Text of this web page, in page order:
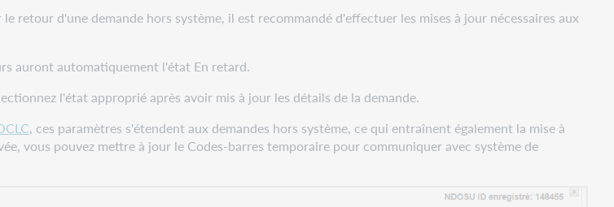
retour d'une demande hors système, il est recommandé d'effectuer les mises à jour nécessaires aux
auront automatiquement l'état En retard.
l'état approprié après avoir mis à jour les détails de la demande.
, ces paramètres s'étendent aux demandes hors système, ce qui entraînent également la mise à
vous pouvez mettre à jour le Codes-barres temporaire pour communiquer avec système de